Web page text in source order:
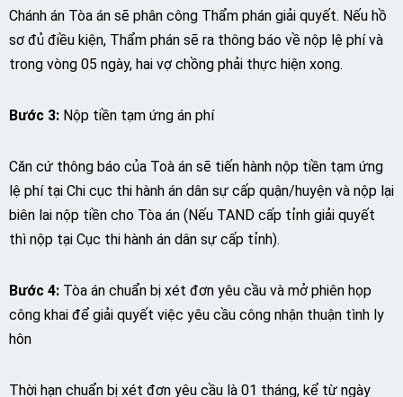
Chánh án Tòa án sẽ phân công Thẩm phán giải quyết. Nếu hồ
sơ đủ điều kiện, Thẩm phán sẽ ra thông báo về nộp lệ phí và
trong vòng 05 ngày, hai vợ chồng phải thực hiện xong.
Bước 3: Nộp tiền tạm ứng án phí
Căn cứ thông báo của Toà án sẽ tiến hành nộp tiền tạm ứng
lệ phí tại Chi cục thi hành án dân sự cấp quận/huyện và nộp lại
biên lai nộp tiền cho Tòa án (Nếu TAND cấp tỉnh giải quyết
thì nộp tại Cục thi hành án dân sự cấp tỉnh).
Bước 4: Tòa án chuẩn bị xét đơn yêu cầu và mở phiên họp
công khai để giải quyết việc yêu cầu công nhận thuận tình ly
hôn
Thời hạn chuẩn bị xét đơn yêu cầu là 01 tháng, kể từ ngày